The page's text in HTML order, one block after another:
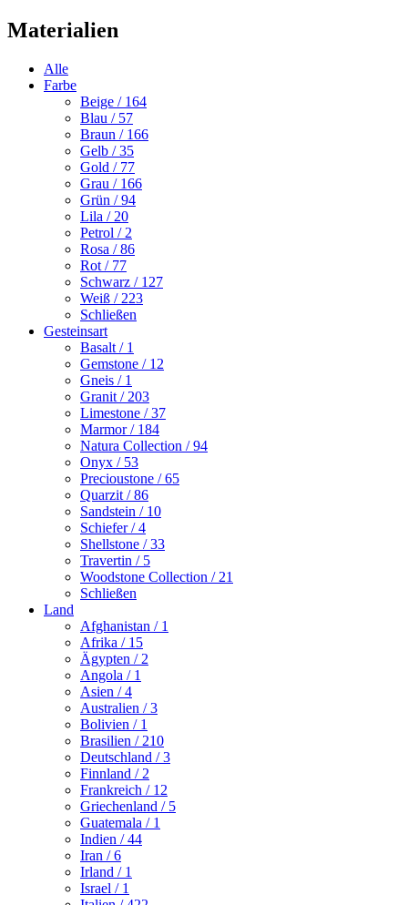
Materialien
Alle
Farbe
Beige / 164
Blau / 57
Braun / 166
Gelb / 35
Gold / 77
Grau / 166
Grün / 94
Lila / 20
Petrol / 2
Rosa / 86
Rot / 77
Schwarz / 127
Weiß / 223
Schließen
Gesteinsart
Basalt / 1
Gemstone / 12
Gneis / 1
Granit / 203
Limestone / 37
Marmor/ 184
Natura Collection / 94
Onyx / 53
Precioustone / 65
Quarzit / 86
Sandstein / 10
Schiefer/ 4
Shellstone / 33
Travertin / 5
Woodstone Collection / 21
Schließen
Land
Afghanistan / 1
Afrika / 15
Ägypten / 2
Angola / 1
Asien / 4
Australien / 3
Bolivien / 1
Brasilien / 210
Deutschland / 3
Finnland / 2
Frankreich / 12
Griechenland / 5
Guatemala / 1
Indien / 44
Iran / 6
Irland / 1
Israel / 1